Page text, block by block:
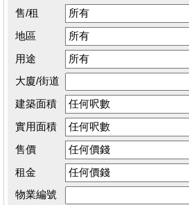
售/租
地區
用途
大廈/街道
建築面積
實用面積
售價
租金
物業編號